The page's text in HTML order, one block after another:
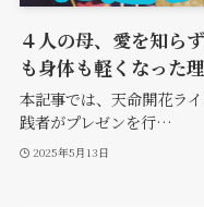
４人の母、愛を知ら
も身体も軽くなった
本記事では、天命開花ラ
践者がプレゼンを行…
2025年5月13日